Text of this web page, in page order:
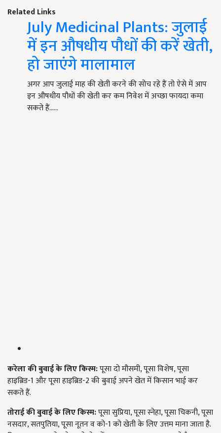
Related Links
July Medicinal Plants: जुलाई
में इन औषधीय पौधों की करें खेती,
हो जाएंगे मालामाल
अगर आप जुलाई माह की खेती करने की सोच रहे हैं तो ऐसे में आप
इन औषधीय पौधों की खेती कर कम निवेश में अच्छा फायदा कमा
सकते हैं...…
करेला की बुवाई के लिए किस्म:पूसा दो मौसमी, पूसा विशेष, पूसा
हाइब्रिड-1 और पूसा हाइब्रिड-2 की बुवाई अपने खेत में किसान भाई कर
सकते हैं.
तोराई की बुवाई के लिए किस्म:पूसा सुप्रिया, पूसा स्नेहा, पूसा चिकनी, पूसा
नसदार, सतपुतिया, पूसा नूतन व को-1 को खेती के लिए उत्तम माना जाता है.